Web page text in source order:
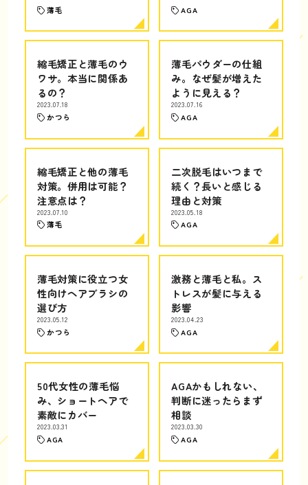
薄毛 AGA
縮毛矯正と薄毛のウ
ワサ。本当に関係あ
るの？
2023.07.18
かつら
薄毛パウダーの仕組
み。なぜ髪が増えた
ように見える？
2023.07.16
AGA
縮毛矯正と他の薄毛
対策。併用は可能？
注意点は？
2023.07.10
薄毛
二次脱毛はいつまで
続く？長いと感じる
理由と対策
2023.05.18
AGA
薄毛対策に役立つ女
性向けヘアブラシの
選び方
2023.05.12
かつら
激務と薄毛と私。ス
トレスが髪に与える
影響
2023.04.23
AGA
50代女性の薄毛悩
み、ショートヘアで
素敵にカバー
2023.03.31
AGA
AGAかもしれない、
判断に迷ったらまず
相談
2023.03.30
AGA